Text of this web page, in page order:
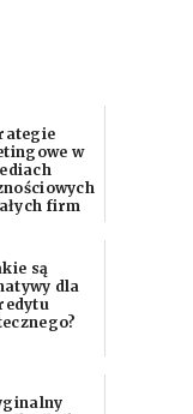
w
firm
są
dla